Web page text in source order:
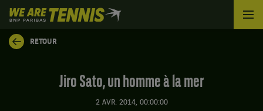
We
are
Tennis
by
RETOUR
Jiro Sato, un homme à la mer
2 AVR. 2014, 00:00:00